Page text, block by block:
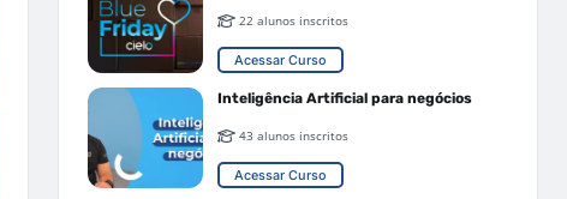
22 alunos inscritos
Acessar Curso
Inteligência Artificial para negócios
43 alunos inscritos
Acessar Curso